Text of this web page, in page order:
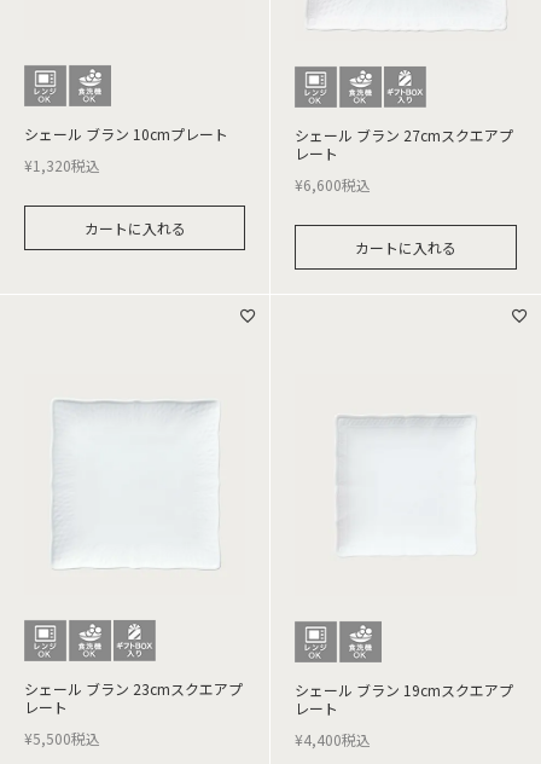
シェール ブラン 10cmプレート
¥1,320税込
カートに入れる
シェール ブラン 27cmスクエアプ
レート
¥6,600税込
カートに入れる
シェール ブラン 23cmスクエアプ
レート
¥5,500税込
シェール ブラン 19cmスクエアプ
レート
¥4,400税込